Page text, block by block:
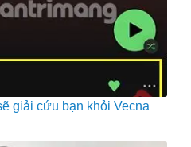
giải cứu bạn khỏi Vecna